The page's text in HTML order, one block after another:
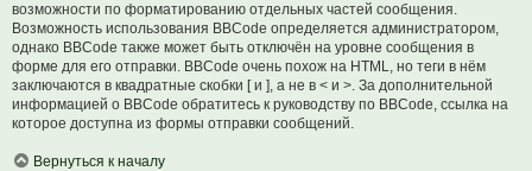
возможности по форматированию отдельных частей сообщения.
Возможность использования BBCode определяется администратором,
однако BBCode также может быть отключён на уровне сообщения в
форме для его отправки. BBCode очень похож на HTML, но теги в нём
заключаются в квадратные скобки [ и ], а не в < и >. За дополнительной
информацией о BBCode обратитесь к руководству по BBCode, ссылка на
которое доступна из формы отправки сообщений.
Вернуться к началу